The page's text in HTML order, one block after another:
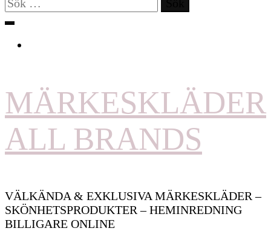
efter:
MÄRKESKLÄDER
ALL BRANDS
VÄLKÄNDA & EXKLUSIVA MÄRKESKLÄDER –
SKÖNHETSPRODUKTER – HEMINREDNING
BILLIGARE ONLINE